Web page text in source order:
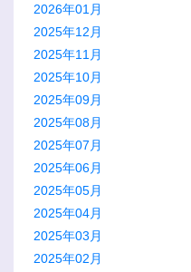
2026年01月
2025年12月
2025年11月
2025年10月
2025年09月
2025年08月
2025年07月
2025年06月
2025年05月
2025年04月
2025年03月
2025年02月